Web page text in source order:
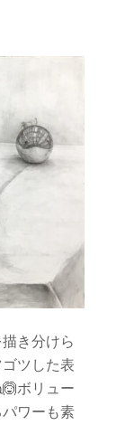
き分けら
ツした表
🙆ボリュー
ワーも素